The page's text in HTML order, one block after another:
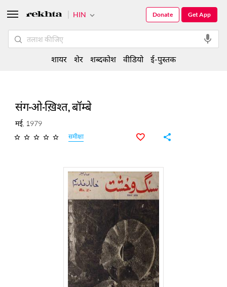
संग-ओ-ख़िश्त, बॉम्बे
मई, 1979
समीक्षा
HIN Get App
Donate
शायर शेर शब्दकोश वीडियो ई-पुस्तक